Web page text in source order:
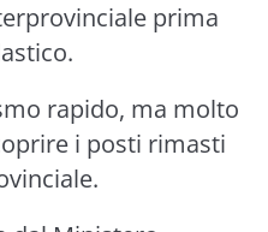
prima
rapido, ma molto
i posti rimasti